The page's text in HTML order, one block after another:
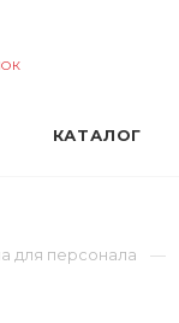
КАТАЛОГ
для персонала